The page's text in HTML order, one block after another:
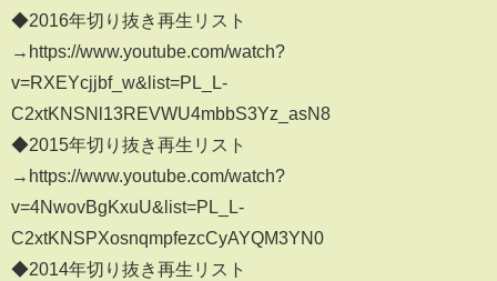
◆2016年切り抜き再生リスト
→https://www.youtube.com/watch?
v=RXEYcjjbf_w&list=PL_L-
C2xtKNSNl13REVWU4mbbS3Yz_asN8
◆2015年切り抜き再生リスト
→https://www.youtube.com/watch?
v=4NwovBgKxuU&list=PL_L-
C2xtKNSPXosnqmpfezcCyAYQM3YN0
◆2014年切り抜き再生リスト